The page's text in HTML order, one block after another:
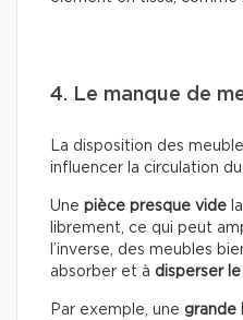
4. Le manque de
La disposition des
influencer la circulation
Une pièce presque vide
librement, ce qui peut
l’inverse, des meubles
absorber et à disperser le
Par exemple, une grande